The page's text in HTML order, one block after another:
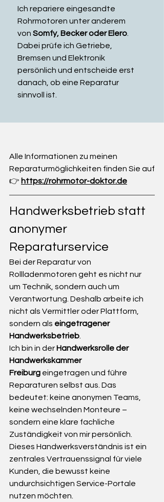
Ich repariere eingesandte
Rohrmotoren unter anderem
von Somfy, Becker oder Elero.
Dabei prüfe ich Getriebe,
Bremsen und Elektronik
persönlich und entscheide erst
danach, ob eine Reparatur
sinnvoll ist.
Alle Informationen zu meinen
Reparaturmöglichkeiten finden Sie auf
👉 https://rohrmotor-doktor.de
Handwerksbetrieb statt
anonymer
Reparaturservice
Bei der Reparatur von
Rollladenmotoren geht es nicht nur
um Technik, sondern auch um
Verantwortung. Deshalb arbeite ich
nicht als Vermittler oder Plattform,
sondern als eingetragener
Handwerksbetrieb.
Ich bin in der Handwerksrolle der
Handwerkskammer
Freiburg eingetragen und führe
Reparaturen selbst aus. Das
bedeutet: keine anonymen Teams,
keine wechselnden Monteure –
sondern eine klare fachliche
Zuständigkeit von mir persönlich.
Dieses Handwerksverständnis ist ein
zentrales Vertrauenssignal für viele
Kunden, die bewusst keine
undurchsichtigen Service-Portale
nutzen möchten.